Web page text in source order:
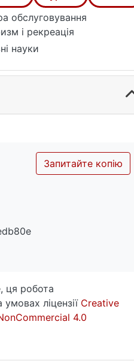
обслуговування
і рекреація
науки
Запитайте копію
ця робота
ліцензії Creative
4.0